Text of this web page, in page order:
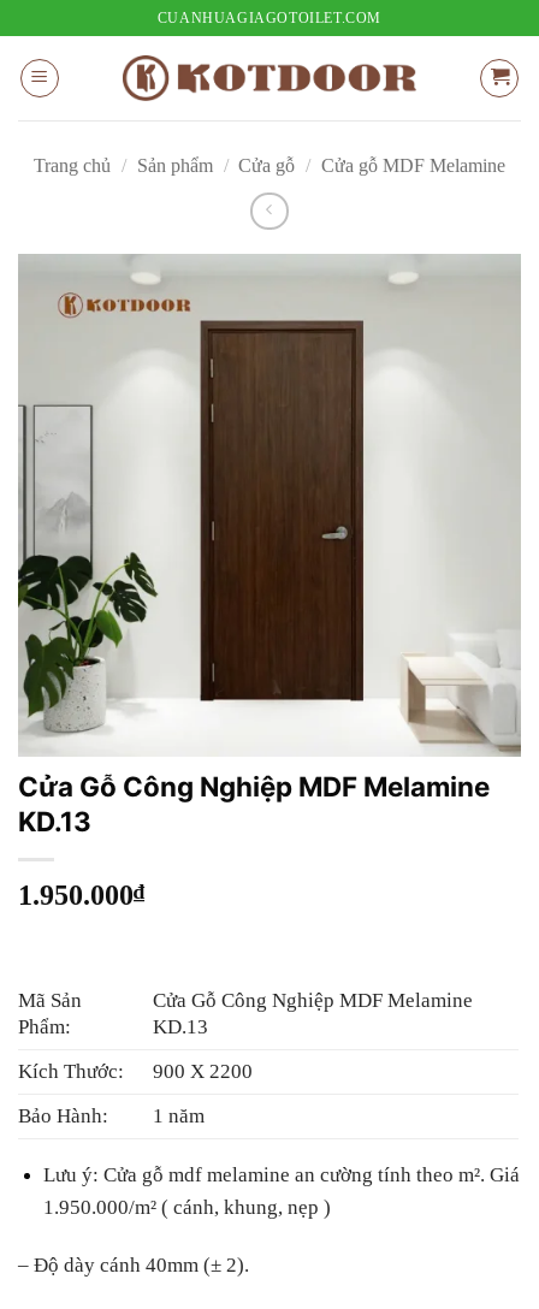
nội
dung
CUANHUAGIAGOTOILET.COM
Trang chủ / Sản phẩm / Cửa gỗ / Cửa gỗ MDF Melamine
Cửa Gỗ Công Nghiệp MDF Melamine
KD.13
1.950.000₫
Mã Sản
Phẩm:
Cửa Gỗ Công Nghiệp MDF Melamine
KD.13
Kích Thước:
900 X 2200
Bảo Hành:
1 năm
Lưu ý: Cửa gỗ mdf melamine an cường tính theo m². Giá
1.950.000/m² ( cánh, khung, nẹp )
– Độ dày cánh 40mm (± 2).